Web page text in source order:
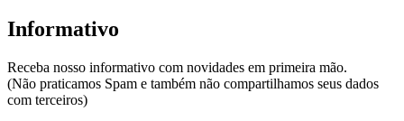
Informativo
Receba nosso informativo com novidades em primeira mão.
(Não praticamos Spam e também não compartilhamos seus dados
com terceiros)